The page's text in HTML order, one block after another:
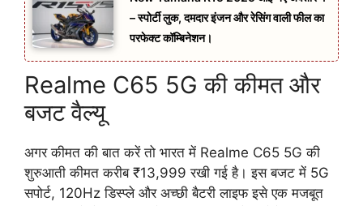
– स्पोर्टी लुक, दमदार इंजन और रेसिंग वाली फील का
परफेक्ट कॉम्बिनेशन।
Realme C65 5G की कीमत और
बजट वैल्यू
अगर कीमत की बात करें तो भारत में Realme C65 5G की
शुरुआती कीमत करीब ₹13,999 रखी गई है। इस बजट में 5G
सपोर्ट, 120Hz डिस्प्ले और अच्छी बैटरी लाइफ इसे एक मजबूत